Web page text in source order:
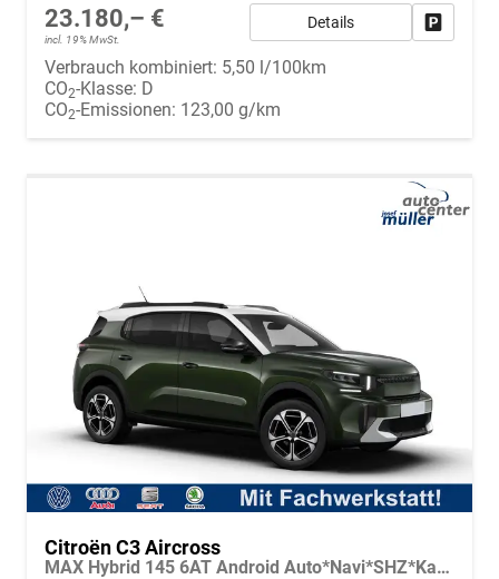
23.180,– €
incl. 19% MwSt.
Details
Verbrauch kombiniert: 5,50 l/100km
CO2-Klasse: D
CO2-Emissionen: 123,00 g/km
Citroën C3 Aircross
MAX Hybrid 145 6AT Android Auto*Navi*SHZ*Kamera*Totwinkel*Keyless*17"*Klimaauto